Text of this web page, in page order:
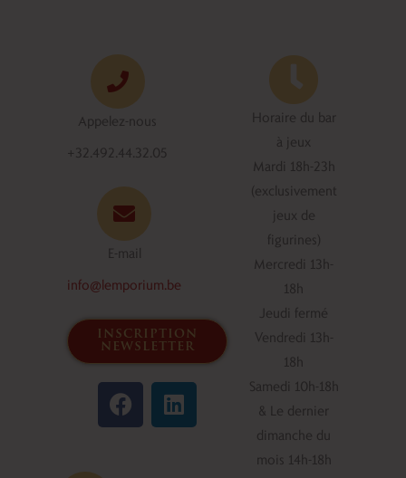
Appelez-nous
+32.492.44.32.05
E-mail
info@lemporium.be
inscription
newsletter
F
a
c
L
i
n
Horaire du bar
à jeux
Mardi 18h-23h
(exclusivement
jeux de
figurines)
Mercredi 13h-
18h
Jeudi fermé
Vendredi 13h-
18h
Samedi 10h-18h
& Le dernier
dimanche du
mois 14h-18h